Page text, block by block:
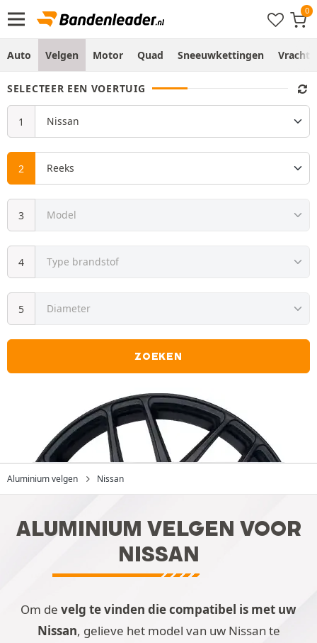
Auto Velgen Motor Quad Sneeuwkettingen
SELECTEER EEN VOERTUIG
ZOEKEN
Aluminium velgen Nissan
ALUMINIUM VELGEN VOOR
NISSAN
Om de velg te vinden die compatibel is met uw
Nissan, gelieve het model van uw Nissan te